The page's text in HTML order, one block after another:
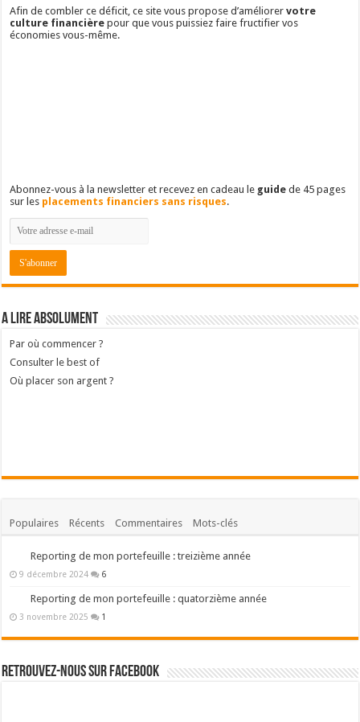
Afin de combler ce déficit, ce site vous propose d’améliorervotre
culture financière pour que vous puissiez faire fructifier vos
économies vous-même.
Abonnez-vous à la newsletter et recevez en cadeau le guide de 45 pages
sur les placements financiers sans risques.
A lire absolument
Par où commencer ?
Consulter le best of
Où placer son argent ?
Populaires Récents Commentaires Mots-clés
Reporting de mon portefeuille : treizième année
9 décembre 2024 6
Reporting de mon portefeuille : quatorzième année
3 novembre 2025 1
Retrouvez-nous sur Facebook